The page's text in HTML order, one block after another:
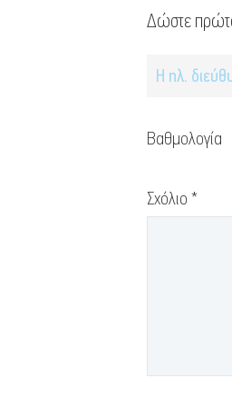
Δώστε
Η ηλ.
Βαθμολογία
Σχόλιο*